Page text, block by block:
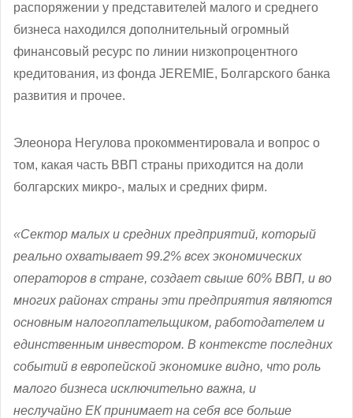
распоряжении у представителей малого и среднего
бизнеса находился дополнительный огромный
финансовый ресурс по линии низкопроцентного
кредитования, из фонда JEREMIE, Болгарского банка
развития и прочее.
Элеонора Негулова прокомментировала и вопрос о
том, какая часть ВВП страны приходится на доли
болгарских микро-, малых и средних фирм.
«Сектор малых и средних предприятий, который
реально охватывает 99.2% всех экономических
операторов в стране, создает свыше 60% ВВП, и во
многих районах страны эти предприятия являются
основным налогоплательщиком, работодателем и
единственным инвестором. В контексте последних
событий в европейской экономике видно, что роль
малого бизнеса исключительно важна, и
неслучайно ЕК принимает на себя все больше